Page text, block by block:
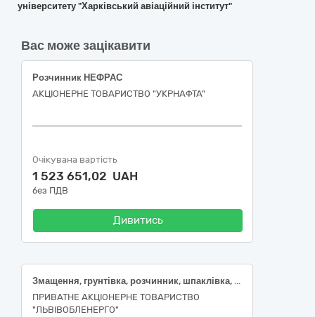
університету "Харківський авіаційний інститут"
Вас може зацікавити
Розчинник НЕФРАС
АКЦІОНЕРНЕ ТОВАРИСТВО "УКPНAФТА"
Очікувана вартість
1 523 651,02 UAH
без ПДВ
Дивитись
Змащення, грунтівка, розчинник, шпаклівка, суміш для ремонту бетонних поверхонь
ПРИВАТНЕ АКЦІОНЕРНЕ ТОВАРИСТВО
"ЛЬВІВОБЛЕНЕРГО"